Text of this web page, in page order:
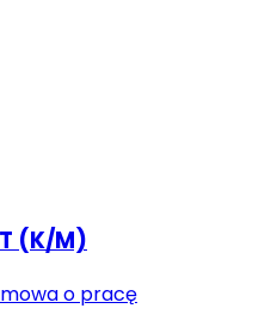
(K/M)
o pracę